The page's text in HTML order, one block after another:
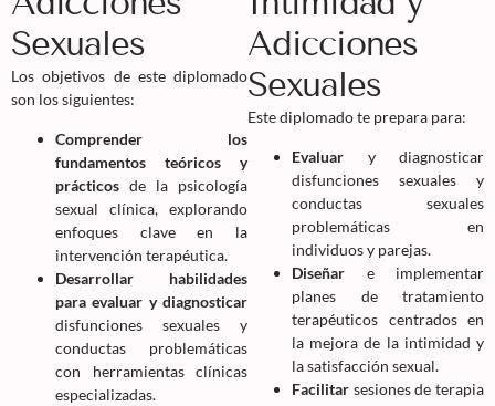
Sexuales
Los objetivos de este diplomado
son los siguientes:
Comprender los
fundamentos teóricos y
prácticos de la psicología
sexual clínica, explorando
enfoques clave en la
intervención terapéutica.
Desarrollar habilidades
para evaluar y diagnosticar
disfunciones sexuales y
conductas problemáticas
con herramientas clínicas
especializadas.
Adicciones
Sexuales
Este diplomado te prepara para:
Evaluar y diagnosticar
disfunciones sexuales y
conductas sexuales
problemáticas en
individuos y parejas.
Diseñar e implementar
planes de tratamiento
terapéuticos centrados en
la mejora de la intimidad y
la satisfacción sexual.
Facilitar sesiones de terapia